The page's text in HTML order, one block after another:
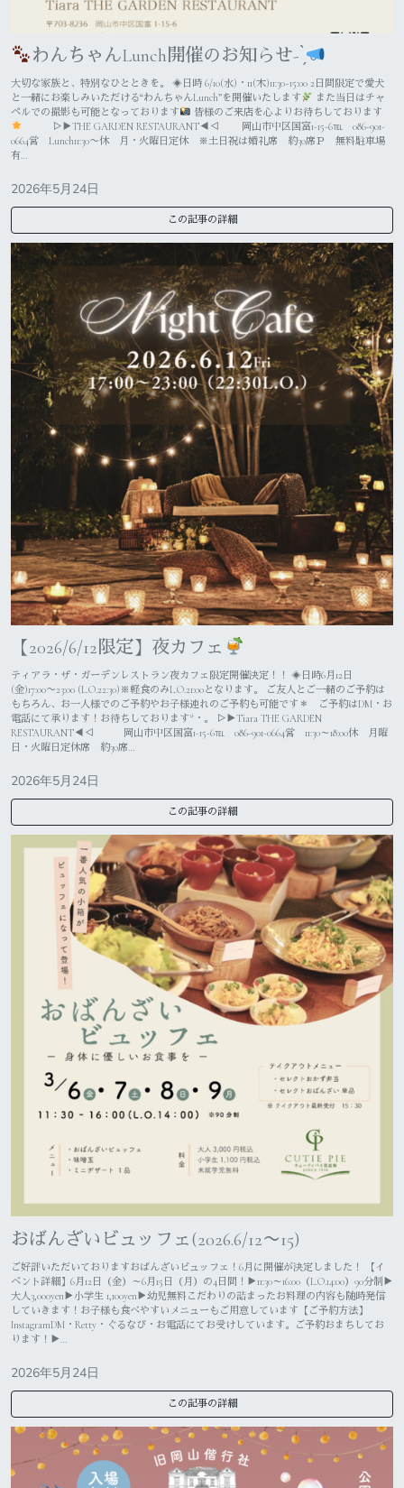
わんちゃんLunch開催のお知らせ- ̗̀
大切な家族と、特別なひとときを。 ◈日時 6/10(水)・11(木)11:30~15:00 2日間限定で愛犬
と一緒にお楽しみいただける“わんちゃんLunch”を開催いたします
‬ また当日はチャ
ペルでの撮影も可能となっております
皆様のご来店を心よりお待ちしております
▷▶THE GARDEN RESTAURANT◀◁ 岡山市中区国富1-15-6℡ 086-901-
0664営 Lunch11:30〜休 月・火曜日定休 ※土日祝は婚礼席 約30席Ｐ 無料駐車場
有…
2026年5月24日
この記事の詳細
【2026/6/12限定】夜カフェ
ティアラ・ザ・ガーデンレストラン夜カフェ限定開催決定！！ ◈日時6月12日
(金)17:00〜23:00 (L.O.22:30)※軽食のみL.O.21:00となります。 ご友人とご一緒のご予約は
もちろん、お一人様でのご予約やお子様連れのご予約も可能です＊ ご予約はDM・お
電話にて承ります！お待ちしております*・。 ▷▶︎Tiara THE GARDEN
RESTAURANT◀︎◁ 岡山市中区国富1-15-6℡ 086-901-0664営 11:30～18:00休 月曜
日・火曜日定休席 約30席…
2026年5月24日
この記事の詳細
おばんざいビュッフェ(2026.6/12〜15)
ご好評いただいておりますおばんざいビュッフェ！⁡6月に開催が決定しました！ ⁡【イ
ベント詳細】6月12日（金）～6月15日（月）の4日間！⁡⁡▶︎11:30～16:00（L.O.14:00）90分制⁡▶︎
大人3,000yen▶︎小学生 1,100yen▶︎幼児無料⁡⁡⁡こだわりの詰まったお料理の内容も随時発信
していきます！お子様も食べやすいメニューもご用意しています⁡⁡【ご予約方法】
⁡InstagramDM・Retty・ぐるなび・お電話にてお受けしています。⁡⁡ご予約おまちしてお
ります！⁡⁡⁡▶…
2026年5月24日
この記事の詳細